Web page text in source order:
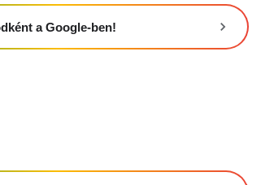
a Google-ben!